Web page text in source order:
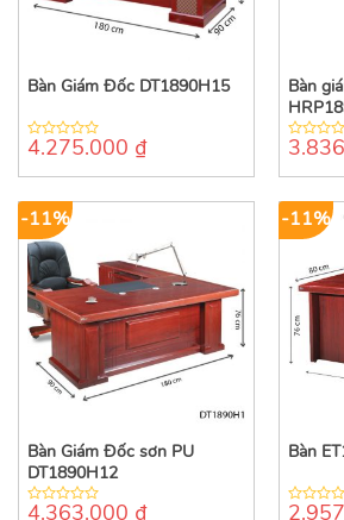
Bàn Giám Đốc DT1890H15
0
of
4.275.000 ₫
Bàn
0
of
-11%
Bàn Giám Đốc sơn PU
DT1890H12
0
4.363.000 ₫
-11%
Bàn
0